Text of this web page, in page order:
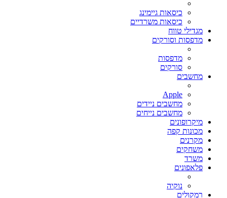
כיסאות גיימינג
כיסאות משרדיים
מגדילי טווח
מדפסות וסורקים
מדפסות
סורקים
מחשבים
Apple
מחשבים ניידים
מחשבים נייחים
מיקרופונים
מכונות קפה
מקרנים
משחקים
משרד
פלאפונים
נוקיה
רמקולים